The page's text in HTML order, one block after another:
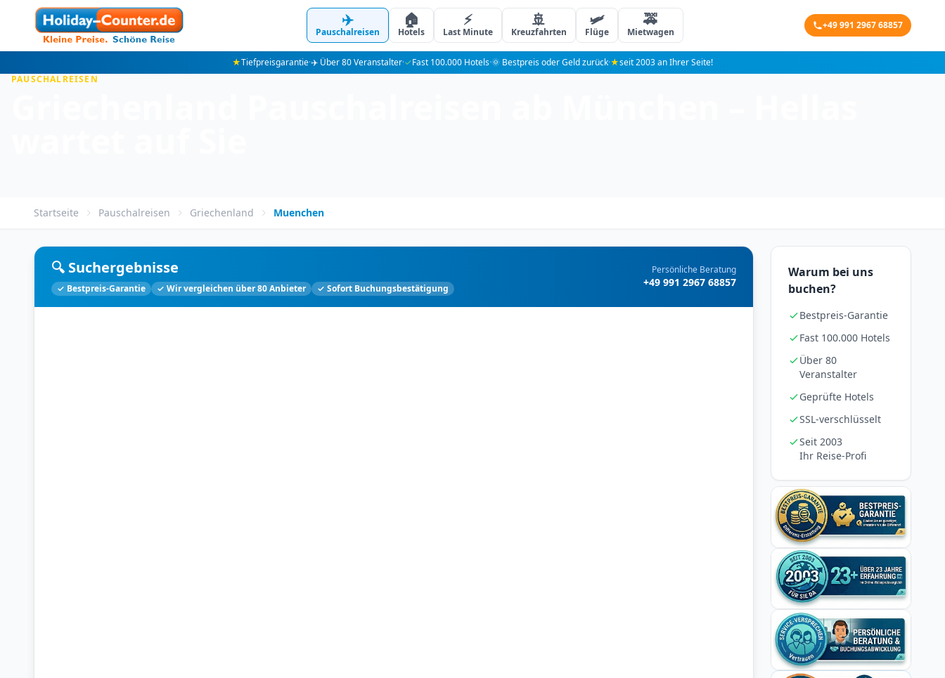
✈️
Pauschalreisen
🏠
Hotels
⚡
Last Minute
🚢
Kreuzfahrten
🛩️
Flüge
🚕
Mietwagen
+49 991 2967 68857
★Tiefpreisgarantie·✈️ Über 80 Veranstalter·✓Fast 100.000 Hotels·🌞 Bestpreis oder Geld zurück·★seit 2003 an Ihrer Seite!
PAUSCHALREISEN
Startseite Pauschalreisen Griechenland Muenchen
🔍 Suchergebnisse
✓ Bestpreis-Garantie ✓ Wir vergleichen über 80 Anbieter ✓ Sofort Buchungsbestätigung
Persönliche Beratung
+49 991 2967 68857
Warum bei uns
buchen?
Bestpreis-Garantie
Fast 100.000 Hotels
Über 80
Veranstalter
Geprüfte Hotels
SSL-verschlüsselt
Seit 2003
Ihr Reise-Profi